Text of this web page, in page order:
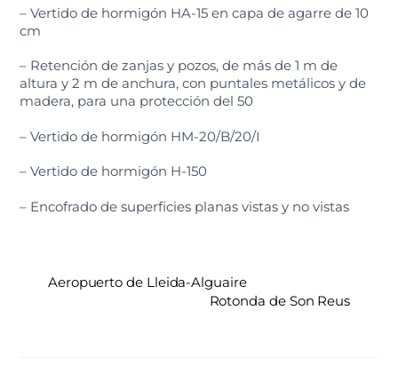
– Vertido de hormigón HA-15 en capa de agarre de 10
cm
– Retención de zanjas y pozos, de más de 1 m de
altura y 2 m de anchura, con puntales metálicos y de
madera, para una protección del 50
– Vertido de hormigón HM-20/B/20/I
– Vertido de hormigón H-150
– Encofrado de superficies planas vistas y no vistas
Aeropuerto de Lleida-Alguaire
Rotonda de Son Reus